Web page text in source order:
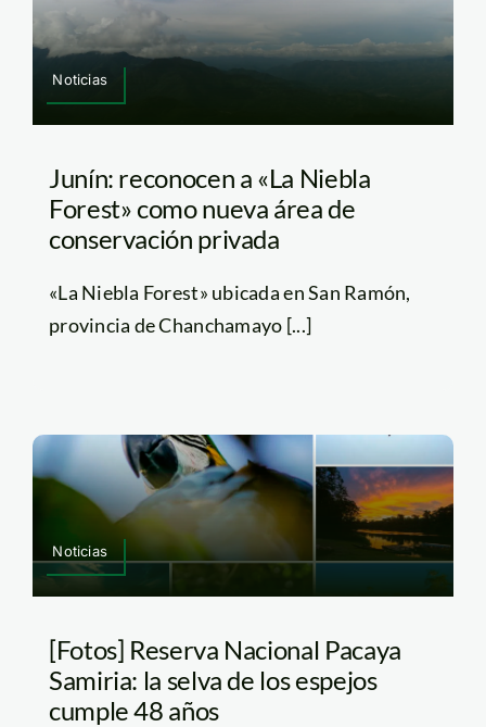
Noticias
Junín: reconocen a «La Niebla
Forest» como nueva área de
conservación privada
«La Niebla Forest» ubicada en San Ramón,
provincia de Chanchamayo [...]
Noticias
[Fotos] Reserva Nacional Pacaya
Samiria: la selva de los espejos
cumple 48 años